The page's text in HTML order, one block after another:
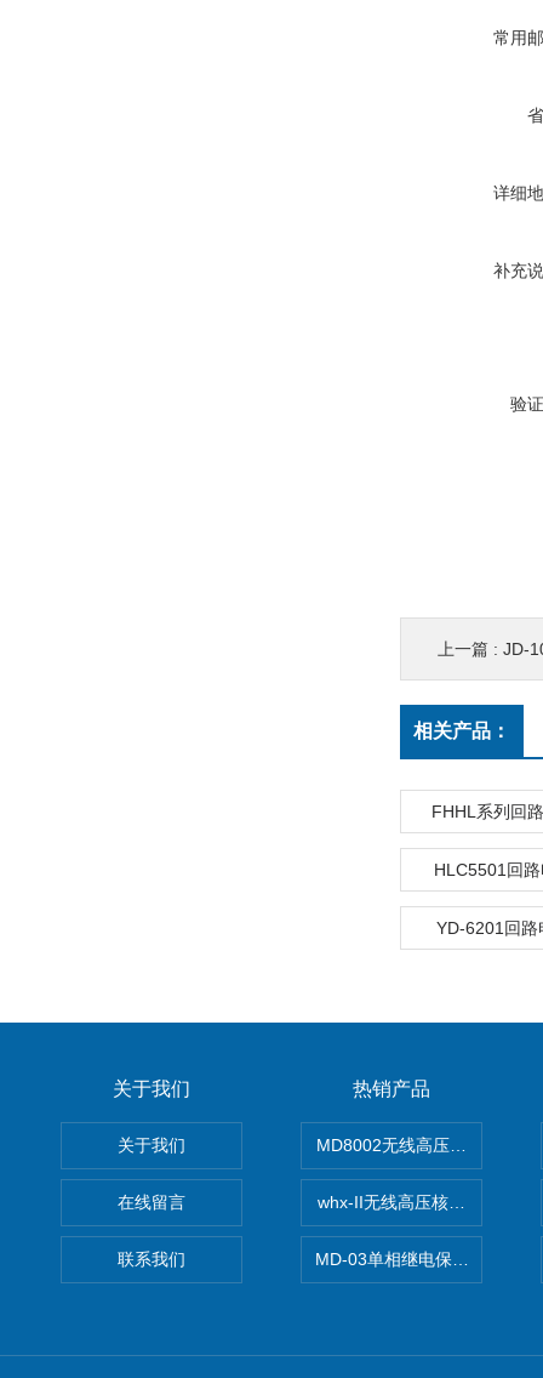
常用
详细
补充
验
上一篇 : JD-
相关产品：
FHHL系列回
HLC5501回
YD-6201回路
关于我们
关于我们
在线留言
联系我们
热销产品
MD8002无线高压核相仪
whx-II无线高压核相仪
MD-03单相继电保护测试仪价